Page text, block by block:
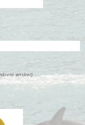
ønsker)